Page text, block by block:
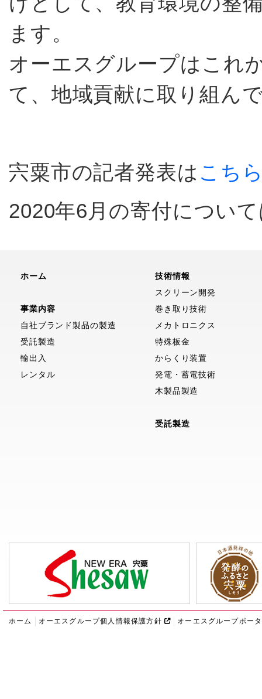
ます。
オーエスグループはこれ
て、地域貢献に取り組ん
宍粟市の記者発表は こち
2020年6月の寄付につい
ホーム
事業内容
自社ブランド製品の製造
受託製造
輸出入
レンタル
技術情報
スクリーン開発
巻き取り技術
メカトロニクス
特殊板金
からくり装置
発電・蓄電技術
木製品製造
受託製造
ホーム オーエスグループ個人情報保護方針 オーエスグループポー